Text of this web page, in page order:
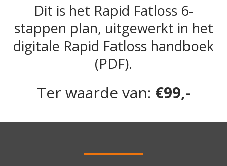
Dit is het Rapid Fatloss 6-
stappen plan, uitgewerkt in het
digitale Rapid Fatloss handboek
(PDF).
Ter waarde van: €99,-